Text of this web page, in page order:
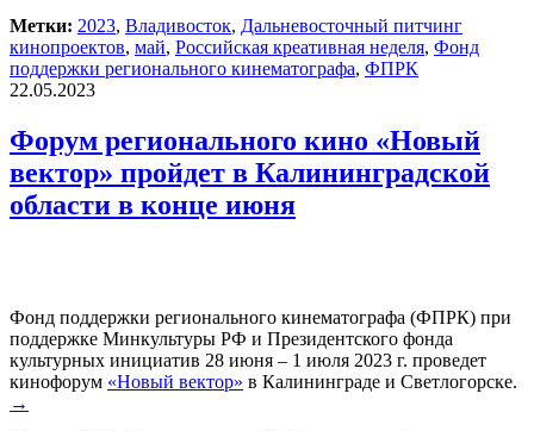
Метки: 2023, Владивосток, Дальневосточный питчинг
кинопроектов, май, Российская креативная неделя, Фонд
поддержки регионального кинематографа, ФПРК
22.05.2023
Форум регионального кино «Новый
вектор» пройдет в Калининградской
области в конце июня
Фонд поддержки регионального кинематографа (ФПРК) при
поддержке Минкультуры РФ и Президентского фонда
культурных инициатив 28 июня – 1 июля 2023 г. проведет
кинофорум «Новый вектор» в Калининграде и Светлогорске.
→